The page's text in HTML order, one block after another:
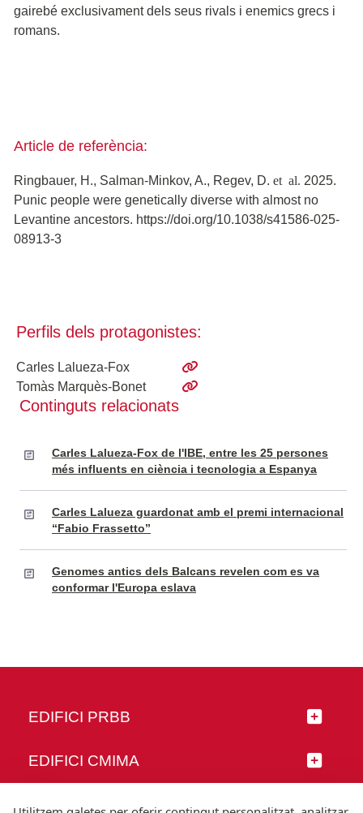
gairebé exclusivament dels seus rivals i enemics grecs i
romans.
Article de referència:
Ringbauer, H., Salman-Minkov, A., Regev, D. et al.
2025.
Punic people were genetically diverse with almost no
Levantine ancestors. https://doi.org/10.1038/s41586-025-
08913-3
Perfils dels protagonistes:
Carles Lalueza-Fox
Tomàs Marquès-Bonet
Continguts relacionats
Carles Lalueza-Fox de l'IBE, entre les 25 persones
més influents en ciència i tecnologia a Espanya
Carles Lalueza guardonat amb el premi internacional
“Fabio Frassetto”
Genomes antics dels Balcans revelen com es va
conformar l'Europa eslava
EDIFICI PRBB
EDIFICI CMIMA
SEGUEIX-NOS